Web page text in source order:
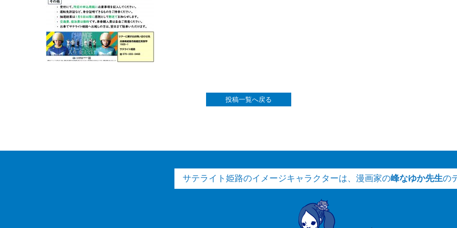
投稿一覧へ戻る
サテライト姫路のイメージキャラクターは、 漫画家の峰なゆか先生の